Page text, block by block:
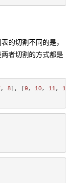
的切割不同的是，
者切割的方式都是
, 8 ], [ 9, 10, 11, 12